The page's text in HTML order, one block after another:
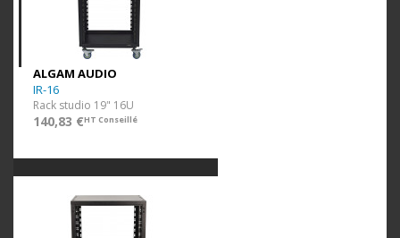
ALGAM AUDIO
IR-16
Rack studio 19" 16U
140,83 €HT Conseillé